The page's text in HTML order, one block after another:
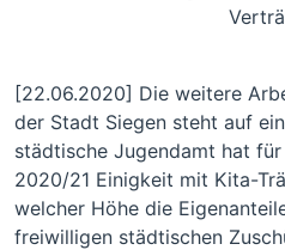
[22.06.2020] Die weitere
der Stadt Siegen steht auf
städtische Jugendamt hat
2020/21 Einigkeit mit Kita-
welcher Höhe die
freiwilligen städtischen